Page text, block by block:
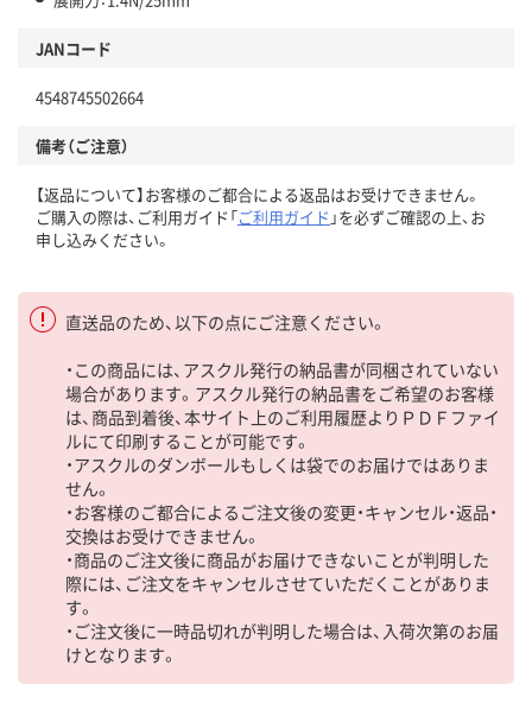
JANコード
4548745502664
備考（ご注意）
【返品について】お客様のご都合による返品はお受けできません。
ご購入の際は、ご利用ガイド「ご利用ガイド 」を必ずご確認の上、お
申し込みください。
直送品のため、以下の点にご注意ください。
・この商品には、アスクル発行の納品書が同梱されていない
場合があります。アスクル発行の納品書をご希望のお客様
は、商品到着後、本サイト上のご利用履歴よりＰＤＦファイ
ルにて印刷することが可能です。
・アスクルのダンボールもしくは袋でのお届けではありま
せん。
・お客様のご都合によるご注文後の変更・キャンセル・返品・
交換はお受けできません。
・商品のご注文後に商品がお届けできないことが判明した
際には、ご注文をキャンセルさせていただくことがありま
す。
・ご注文後に一時品切れが判明した場合は、入荷次第のお届
けとなります。